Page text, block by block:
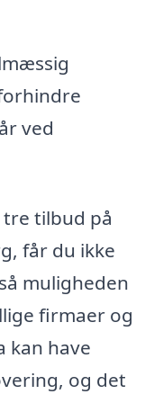
ved
tilbud på
får du ikke
muligheden
firmaer og
kan have
og det